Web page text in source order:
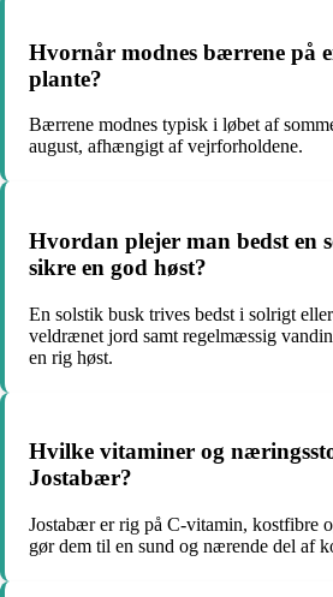
Hvornår modnes bærrene på
plante?
Bærrene modnes typisk i løbet af
august, afhængigt af vejrforholdene.
Hvordan plejer man bedst en
sikre en god høst?
En solstik busk trives bedst i solrigt
veldrænet jord samt regelmæssig
en rig høst.
Hvilke vitaminer og
Jostabær?
Jostabær er rig på C-vitamin, kostfibre
gør dem til en sund og nærende del af